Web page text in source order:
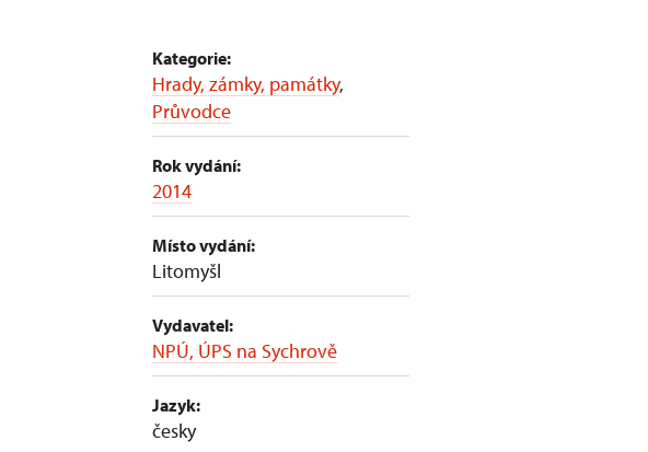
Kategorie:
Hrady, zámky, památky,
Průvodce
Rok vydání:
2014
Místo vydání:
Litomyšl
Vydavatel:
NPÚ, ÚPS na Sychrově
Jazyk:
česky